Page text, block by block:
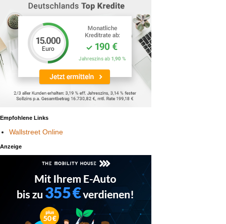
Empfohlene Links
Wallstreet Online
Anzeige